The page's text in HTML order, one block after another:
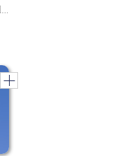
In diesem Vokabelmonster lernst du 3900 englische Vokabeln rund um das Thema Business und Geschäftsleben - Buchstabe A - Teil 5